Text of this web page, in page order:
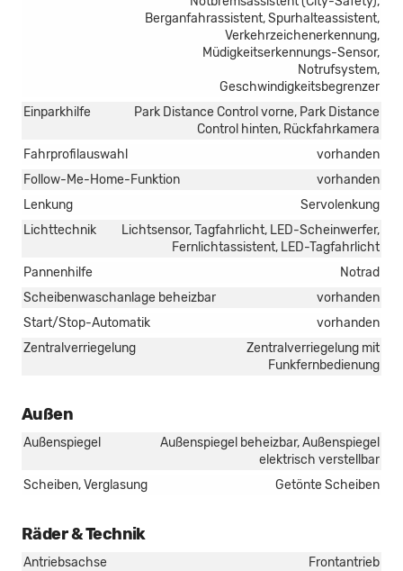
Berganfahrassistent, Spurhalteassistent,
Verkehrzeichenerkennung,
Müdigkeitserkennungs-Sensor,
Notrufsystem,
Geschwindigkeitsbegrenzer
Einparkhilfe
Park Distance Control vorne, Park Distance
Control hinten, Rückfahrkamera
Fahrprofilauswahl
vorhanden
Follow-Me-Home-Funktion
vorhanden
Lenkung
Servolenkung
Lichttechnik
Lichtsensor, Tagfahrlicht, LED-Scheinwerfer,
Fernlichtassistent, LED-Tagfahrlicht
Pannenhilfe
Notrad
Scheibenwaschanlage beheizbar
vorhanden
Start/Stop-Automatik
vorhanden
Zentralverriegelung
Zentralverriegelung mit
Funkfernbedienung
Außen
Außenspiegel
Außenspiegel beheizbar, Außenspiegel
elektrisch verstellbar
Scheiben, Verglasung
Getönte Scheiben
Räder & Technik
Antriebsachse
Frontantrieb